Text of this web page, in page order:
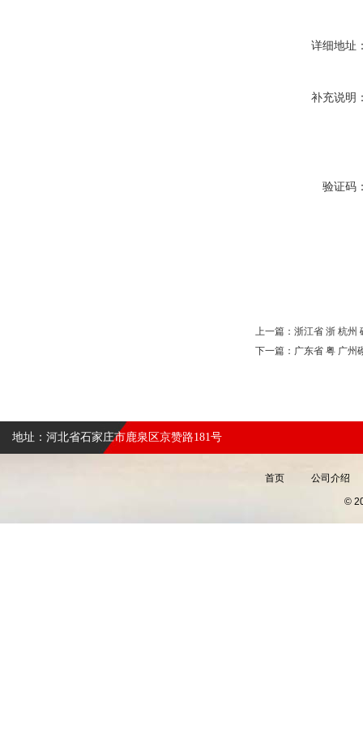
详细地址
补充说明
验证码
上一篇： 浙江省 浙 杭州
下一篇： 广东省 粤 广州
地址：河北省石家庄市鹿泉区京赞路181号
首页 公司介绍
©